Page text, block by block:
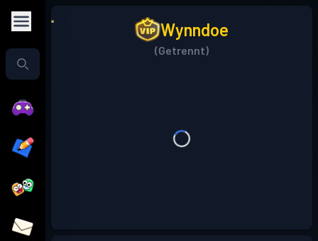
Wynndoe
(Getrennt)